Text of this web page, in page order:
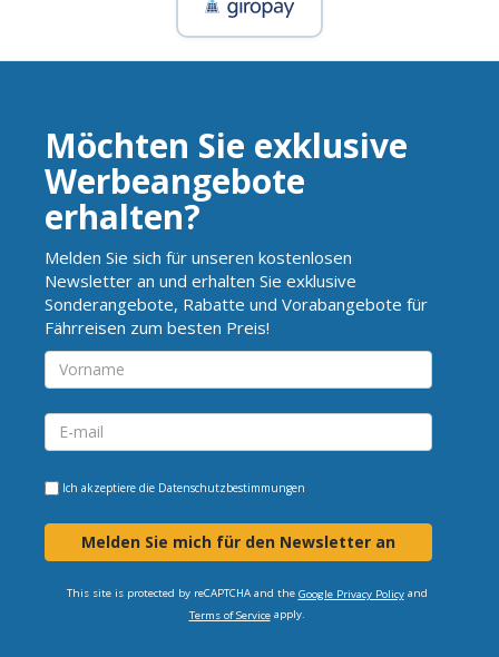
Möchten Sie exklusive
Werbeangebote
erhalten?
Melden Sie sich für unseren kostenlosen
Newsletter an und erhalten Sie exklusive
Sonderangebote, Rabatte und Vorabangebote für
Fährreisen zum besten Preis!
Ich akzeptiere die Datenschutzbestimmungen
Melden Sie mich für den Newsletter an
This site is protected by reCAPTCHA and the Google Privacy Policyand
Terms of Serviceapply.